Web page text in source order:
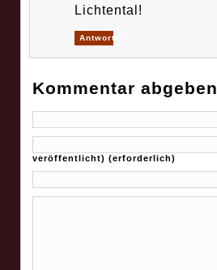
Lichtental!
Antworten
Kommentar abgeben
veröffentlicht) (erforderlich)